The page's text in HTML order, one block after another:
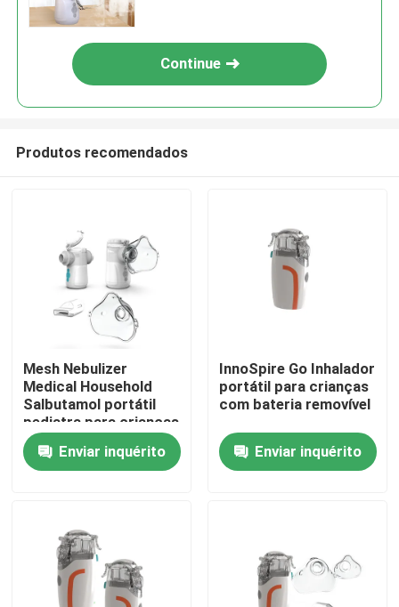
Casa
Produtos
Excursão da fábrica
Controle da qualidade
Continue
Produtos recomendados
Mesh Nebulizer
Medical Household
Salbutamol portátil
pediatra para crianças
dos adultos
Enviar inquérito
InnoSpire Go Inhalador
portátil para crianças
com bateria removível
Enviar inquérito